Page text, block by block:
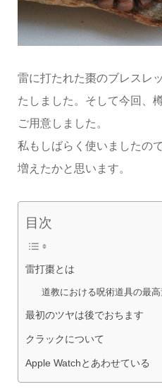
雷に打たれた棗のブレスレ
たしました。そして今回、
ご用意しました。
私もしばらく使いましたの
増えたかと思います。
目次
雷打棗とは
道教における呪術道具の最
最初のツヤは後でおちます
クラックについて
Apple Watchとあわせている